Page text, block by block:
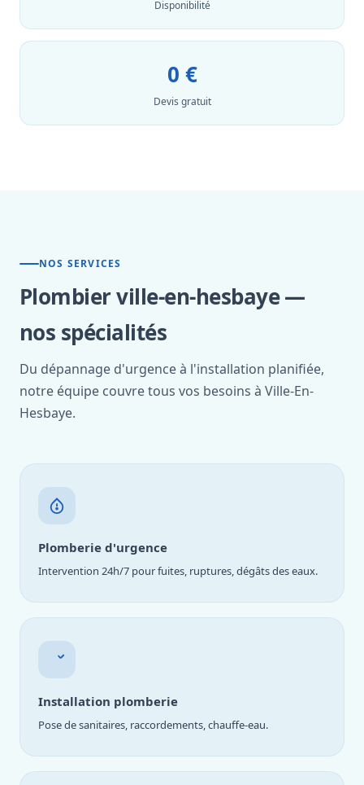
Disponibilité
0 €
Devis gratuit
NOS SERVICES
Plombier ville-en-hesbaye —
nos spécialités
Du dépannage d'urgence à l'installation planifiée,
notre équipe couvre tous vos besoins à Ville-En-
Hesbaye.
Plomberie d'urgence
Intervention 24h/7 pour fuites, ruptures, dégâts des eaux.
Installation plomberie
Pose de sanitaires, raccordements, chauffe-eau.